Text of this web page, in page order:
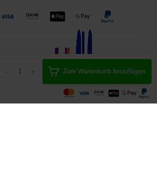
Zum Warenkorb hinzufügen